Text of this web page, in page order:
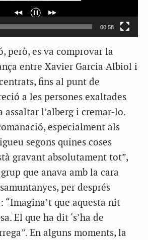
00:58
però, es va comprovar la
entre Xavier Garcia Albiol i
fins al punt de
a les persones exaltades
assaltar l’alberg i cremar-lo.
especialment als
segons quines coses
gravant absolutament tot”,
que anava amb la cara
per després
que aquesta nit
El que ha dit ‘s’ha de
En alguns moments, la